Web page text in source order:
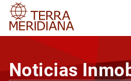
Noticias